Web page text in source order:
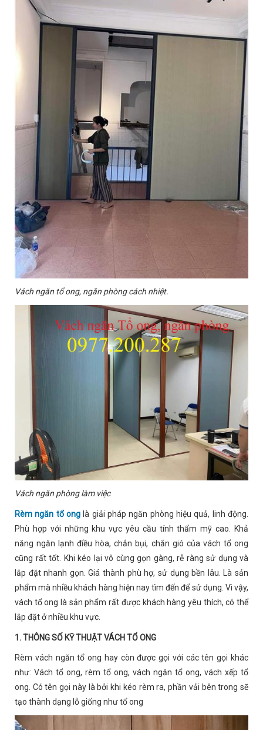
Vách ngăn tổ ong, ngăn phòng cách nhiệt.
Vách ngăn phòng làm việc
Rèm ngăn tổ ong là giải pháp ngăn phòng hiệu quả, linh động.
Phù hợp với những khu vực yêu cầu tính thẩm mỹ cao. Khả
năng ngăn lạnh điều hòa, chắn bụi, chắn gió của vách tổ ong
cũng rất tốt. Khi kéo lại vô cùng gọn gàng, rễ ràng sử dụng và
lắp đặt nhanh gọn. Giá thành phù hợ, sử dụng bền lâu. Là sản
phẩm mà nhiều khách hàng hiện nay tìm đến để sử dụng. Vì vậy,
vách tổ ong là sản phẩm rất được khách hàng yêu thích, có thể
lắp đặt ở nhiều khu vực.
1. THÔNG SỐ KỸ THUẬT VÁCH TỔ ONG
Rèm vách ngăn tổ ong hay còn được gọi với các tên gọi khác
như: Vách tổ ong, rèm tổ ong, vách ngăn tổ ong, vách xếp tổ
ong. Có tên gọi này là bởi khi kéo rèm ra, phần vải bên trong sẽ
tạo thành dạng lỗ giống như tổ ong